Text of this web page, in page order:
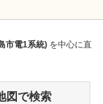
市電1系統) を中心に直
図で検索